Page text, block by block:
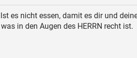
es nicht essen, damit es dir und
in den Augen des HERRN recht ist.